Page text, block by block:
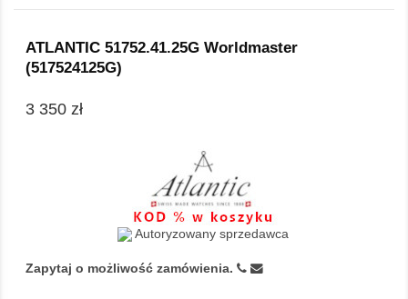
ATLANTIC 51752.41.25G Worldmaster
(517524125G)
3 350 zł
Autoryzowany sprzedawca
Zapytaj o możliwość zamówienia.